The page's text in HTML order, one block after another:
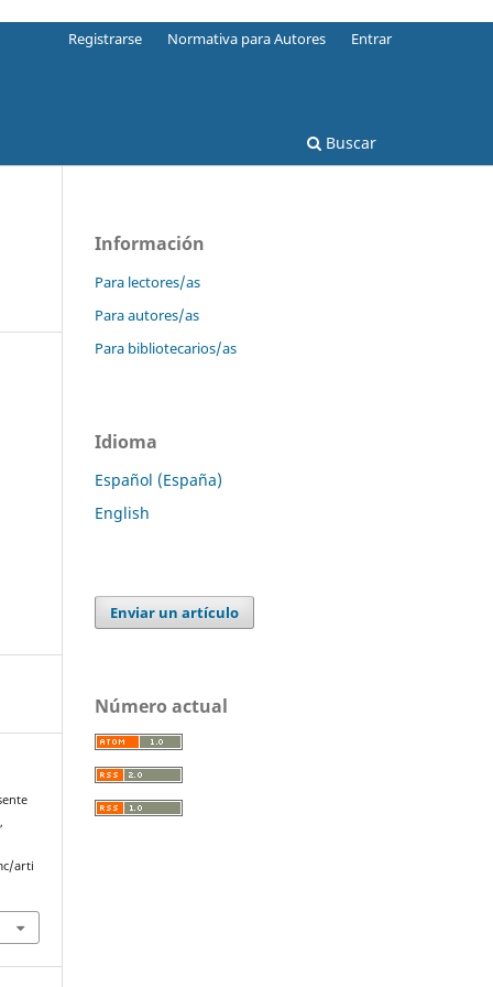
Buscar
Registrarse Normativa para Autores Entrar
,
arti
Información
Para lectores/as
Para autores/as
Para bibliotecarios/as
Idioma
Español (España)
English
Enviar un artículo
Número actual